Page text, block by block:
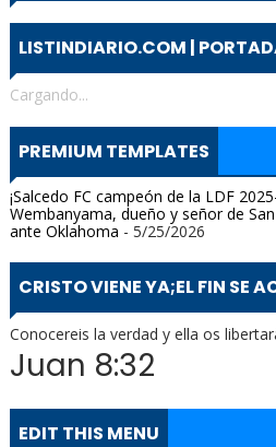
LISTINDIARIO.COM |
Cargando...
PREMIUM TEMPLATES
¡Salcedo FC campeón de la LDF
Wembanyama, dueño y señor de
ante Oklahoma - 5/25/2026
CRISTO VIENE YA;EL FIN SE
Conocereis la verdad y ella os
Juan 8:32
EDIT THIS MENU